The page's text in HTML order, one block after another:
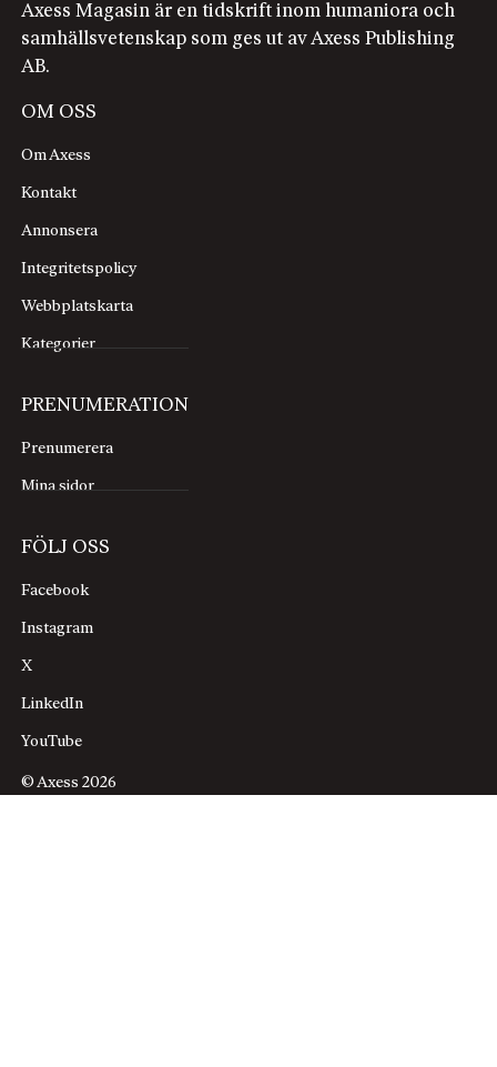
Axess Magasin är en tidskrift inom humaniora och
samhällsvetenskap som ges ut av Axess Publishing
AB.
OM OSS
Om Axess
Kontakt
Annonsera
Integritetspolicy
Webbplatskarta
Kategorier
PRENUMERATION
Prenumerera
Mina sidor
FÖLJ OSS
Facebook
Instagram
X
LinkedIn
YouTube
© Axess 2026